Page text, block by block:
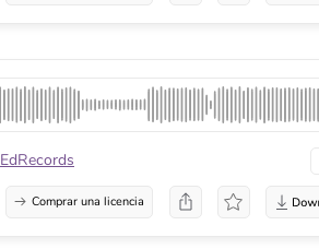
EdRecords
Comprar una licencia